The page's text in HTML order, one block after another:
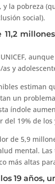
y la pobreza
social).
11,2
y
estiman
un
índole
del 19% de
de 5,9
mental.
más altas
los 19 años,